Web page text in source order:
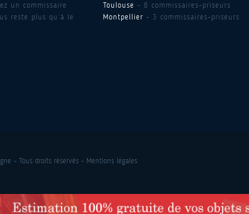
un commissaire
reste plus qu’à le
Toulouse - 8 commissaires-priseurs
Montpellier - 3 commissaires-priseurs
- Tous droits réservés - Mentions légales